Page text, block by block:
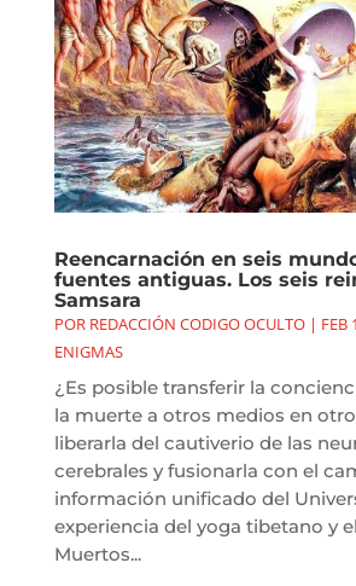
Reencarnación en seis
fuentes antiguas. Los seis
Samsara
POR REDACCIÓN CODIGO OCULTO| FEB
ENIGMAS
¿Es posible transferir la
la muerte a otros medios en
liberarla del cautiverio de las
cerebrales y fusionarla con el
información unificado del
experiencia del yoga tibetano y
Muertos...